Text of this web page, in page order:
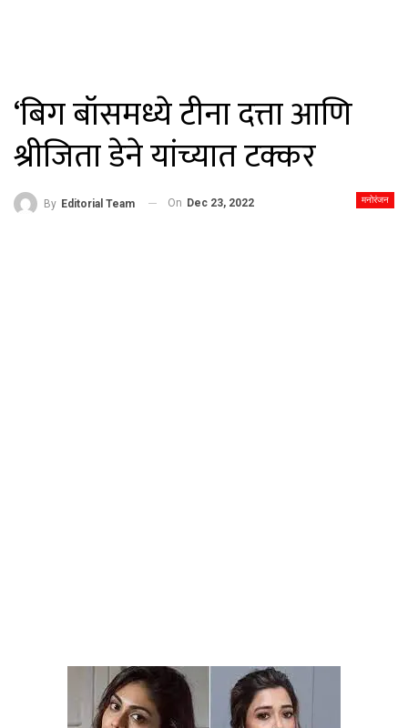
‘बिग बॉसमध्ये टीना दत्ता आणि
श्रीजिता डेने यांच्यात टक्कर
मनोरंजन
By Editorial Team On Dec 23, 2022